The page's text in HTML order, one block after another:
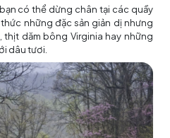
có thể dừng chân tại các quầy
những đặc sản giản dị nhưng
thịt dăm bông Virginia hay những
dâu tươi.